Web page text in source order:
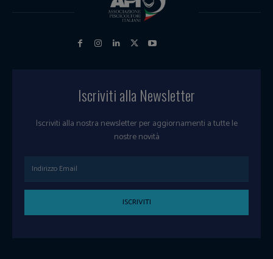
Iscriviti alla Newsletter
Iscriviti alla nostra newsletter per aggiornamenti a tutte le
nostre novità
ISCRIVITI